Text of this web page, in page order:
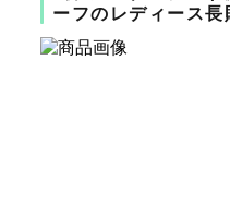
ーフのレディース長